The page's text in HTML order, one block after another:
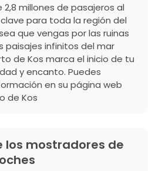
millones de pasajeros al
para toda la región del
que vengas por las ruinas
paisajes infinitos del mar
de Kos marca el inicio de tu
y encanto. Puedes
en su página web
de Kos
los mostradores de